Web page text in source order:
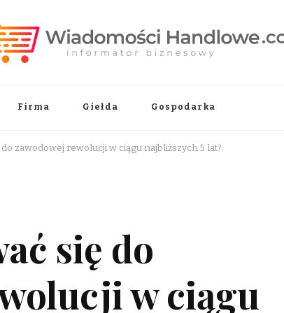
Firma Giełda Gospodarka
zawodowej rewolucji w ciągu najbliższych 5 lat?
się do
w ciągu